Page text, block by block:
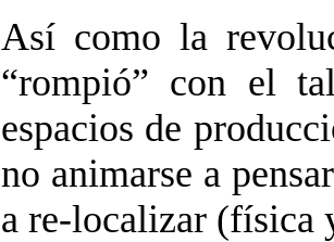
Así como la
“rompió” con el
espacios de
no animarse a
a re-localizar (física